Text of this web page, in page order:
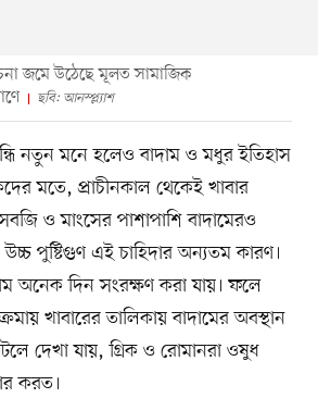
জমে উঠেছে মূলত সামাজিক
ছবি: আনস্প্ল্যাশ
নতুন মনে হলেও বাদাম ও মধুর ইতিহাস
মতে, প্রাচীনকাল থেকেই খাবার
ও মাংসের পাশাপাশি বাদামেরও
উচ্চ পুষ্টিগুণ এই চাহিদার অন্যতম কারণ।
অনেক দিন সংরক্ষণ করা যায়। ফলে
খাবারের তালিকায় বাদামের অবস্থান
দেখা যায়, গ্রিক ও রোমানরা ওষুধ
করত।